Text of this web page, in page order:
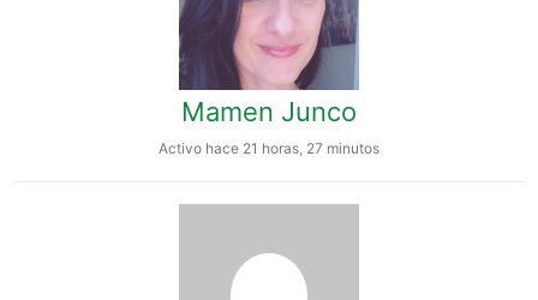
Mamen Junco
Activo hace 21 horas, 27 minutos